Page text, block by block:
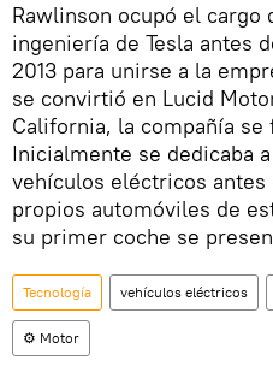
Rawlinson ocupó el cargo
ingeniería de Tesla antes
2013 para unirse a la
se convirtió en Lucid
California, la compañía se
Inicialmente se dedicaba
vehículos eléctricos
propios automóviles de
su primer coche se
Tecnología vehículos eléctricos
⚙️ Motor